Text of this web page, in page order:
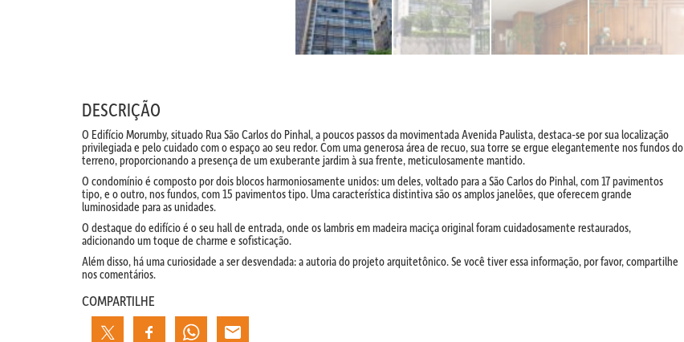
DESCRIÇÃO
O Edifício Morumby, situado Rua São Carlos do Pinhal, a poucos passos da movimentada Avenida Paulista, destaca-se por sua localização
privilegiada e pelo cuidado com o espaço ao seu redor. Com uma generosa área de recuo, sua torre se ergue elegantemente nos fundos do
terreno, proporcionando a presença de um exuberante jardim à sua frente, meticulosamente mantido.
O condomínio é composto por dois blocos harmoniosamente unidos: um deles, voltado para a São Carlos do Pinhal, com 17 pavimentos
tipo, e o outro, nos fundos, com 15 pavimentos tipo. Uma característica distintiva são os amplos janelões, que oferecem grande
luminosidade para as unidades.
O destaque do edifício é o seu hall de entrada, onde os lambris em madeira maciça original foram cuidadosamente restaurados,
adicionando um toque de charme e sofisticação.
Além disso, há uma curiosidade a ser desvendada: a autoria do projeto arquitetônico. Se você tiver essa informação, por favor, compartilhe
nos comentários.
COMPARTILHE